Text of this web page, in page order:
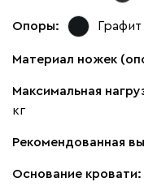
Опоры: Графит
Материал ножек
Максимальная
кг
Рекомендованная
Основание кровати: